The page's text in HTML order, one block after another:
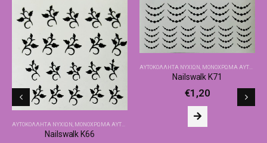
ΑΥΤΟΚΌΛΛΗΤΑ ΝΥΧΙΏΝ ΜΟΝΌΧΡΩΜΑ ΑΥΤΟΚΌΛΛΗΤΑ NAILSWALK
Nailswalk Κ66
ΑΥΤΟΚΌΛΛΗΤΑ ΝΥΧΙΏΝ ΜΟΝΌΧΡΩΜΑ ΑΥΤΟΚΌΛΛΗΤΑ NAILSWALK
Nailswalk Κ71
€1,20